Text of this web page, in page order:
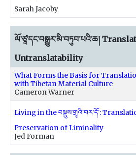
Sarah Jacoby
ལོ་ཙཱ་དང་བསྒྱུར་མི་བཏུབ་པའི་ཆ།
Untranslatability
What Forms the Basis for
with Tibetan Material Culture
Cameron Warner
Living in the བསྡུས་གྲྭའི་བར་དོ་:
Preservation of Liminality
Jed Forman